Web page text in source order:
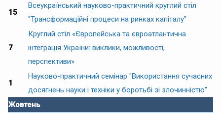
15
Всеукраїнський науково-практичний круглий стіл
"Трансформаційні процеси на ринках капіталу"
7
Круглий стіл «Європейська та євроатлантична
інтеграція України: виклики, можливості,
перспективи»
1
Науково-практичний семінар "Використання сучасних
досягнень науки і техніки у боротьбі зі злочинністю"
Жовтень